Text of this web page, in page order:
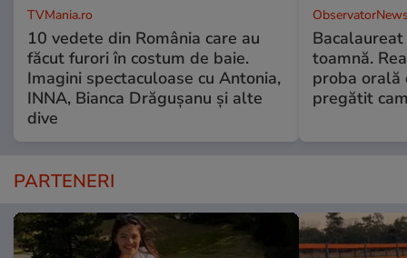
TVMania.ro
10 vedete din România care au
făcut furori în costum de baie.
Imagini spectaculoase cu Antonia,
INNA, Bianca Drăgușanu și alte
dive
toamnă.
proba orală
pregătit
PARTENERI